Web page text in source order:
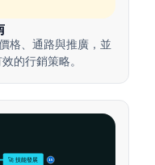
格、通路與推廣，並
的行銷策略。
🚀 技能發展 15